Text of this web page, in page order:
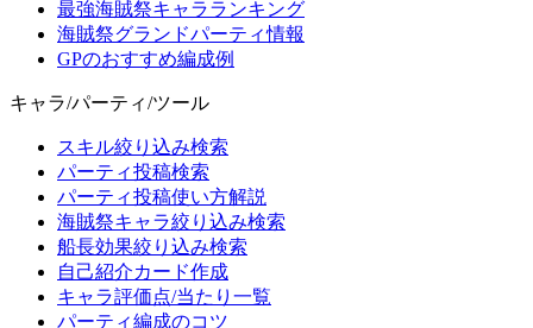
最強海賊祭キャラランキング
海賊祭グランドパーティ情報
GPのおすすめ編成例
キャラ/パーティ/ツール
スキル絞り込み検索
パーティ投稿検索
パーティ投稿使い方解説
海賊祭キャラ絞り込み検索
船長効果絞り込み検索
自己紹介カード作成
キャラ評価点/当たり一覧
パーティ編成のコツ